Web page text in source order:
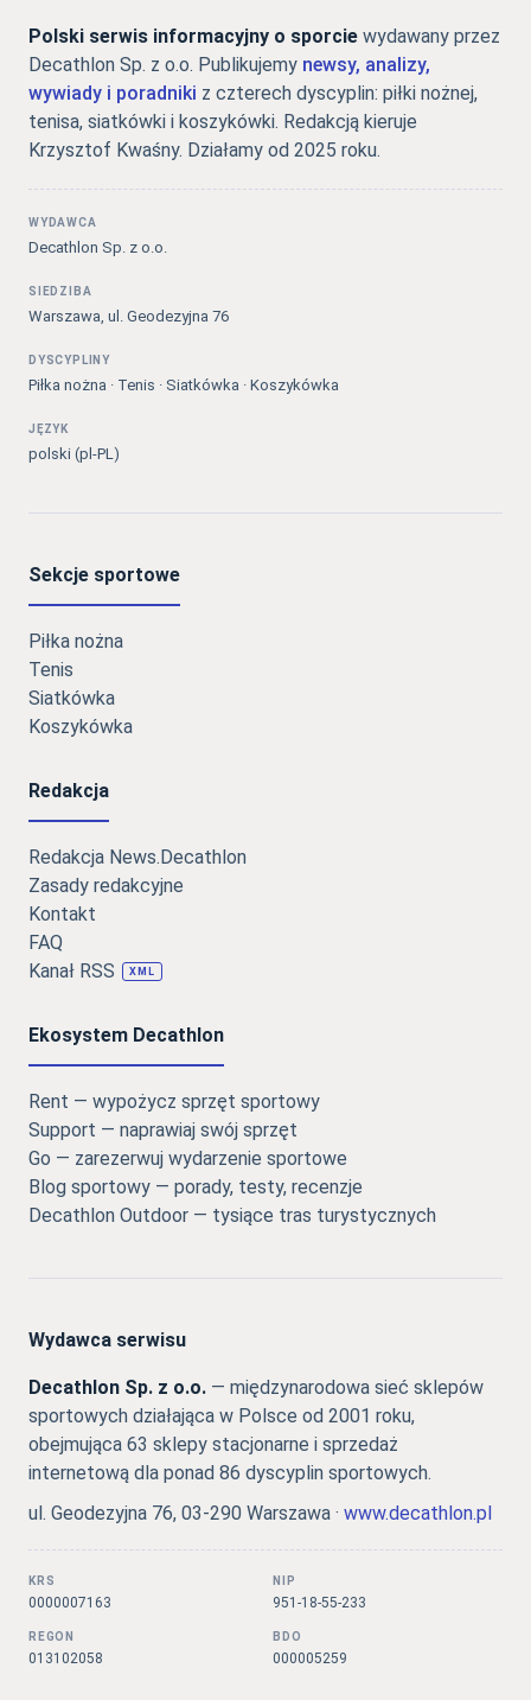
Polski serwis informacyjny o sporcie wydawany przez
Decathlon Sp. z o.o. Publikujemy newsy, analizy,
wywiady i poradniki z czterech dyscyplin: piłki nożnej,
tenisa, siatkówki i koszykówki. Redakcją kieruje
Krzysztof Kwaśny. Działamy od 2025 roku.
WYDAWCA
Decathlon Sp. z o.o.
SIEDZIBA
Warszawa, ul. Geodezyjna 76
DYSCYPLINY
Piłka nożna · Tenis · Siatkówka · Koszykówka
JĘZYK
polski (pl-PL)
Sekcje sportowe
Piłka nożna
Tenis
Siatkówka
Koszykówka
Redakcja
Redakcja News.Decathlon
Zasady redakcyjne
Kontakt
FAQ
Kanał RSS
XML
Ekosystem Decathlon
Rent — wypożycz sprzęt sportowy
Support — naprawiaj swój sprzęt
Go — zarezerwuj wydarzenie sportowe
Blog sportowy — porady, testy, recenzje
Decathlon Outdoor — tysiące tras turystycznych
Wydawca serwisu
Decathlon Sp. z o.o. — międzynarodowa sieć sklepów
sportowych działająca w Polsce od 2001 roku,
obejmująca 63 sklepy stacjonarne i sprzedaż
internetową dla ponad 86 dyscyplin sportowych.
ul. Geodezyjna 76, 03-290 Warszawa · www.decathlon.pl
KRS
0000007163
NIP
951-18-55-233
REGON
013102058
BDO
000005259